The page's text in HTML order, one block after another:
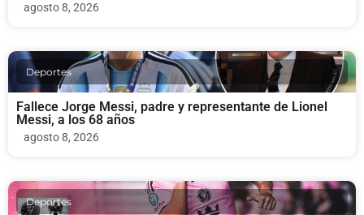
agosto 8, 2026
Deportes
Fallece Jorge Messi, padre y representante de Lionel
Messi, a los 68 años
agosto 8, 2026
Deportes